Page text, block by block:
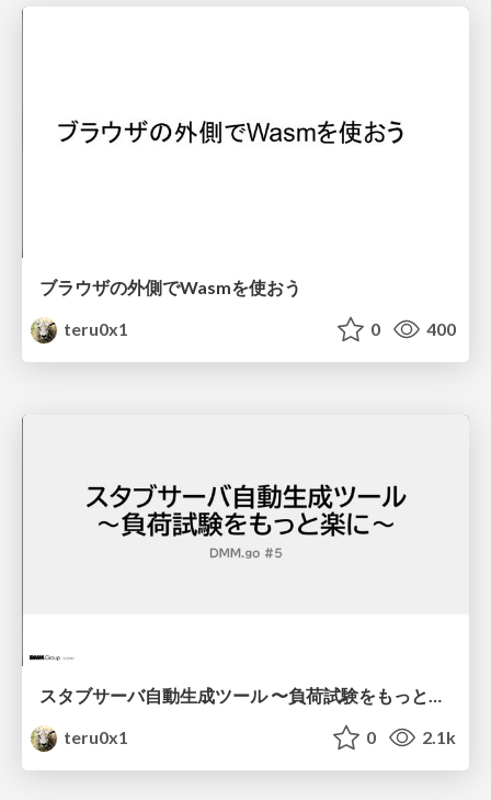
ブラウザの外側でWasmを使おう
teru0x1
0 400
スタブサーバ自動生成ツール 〜負荷試験をもっと楽に〜
teru0x1
0 2.1k